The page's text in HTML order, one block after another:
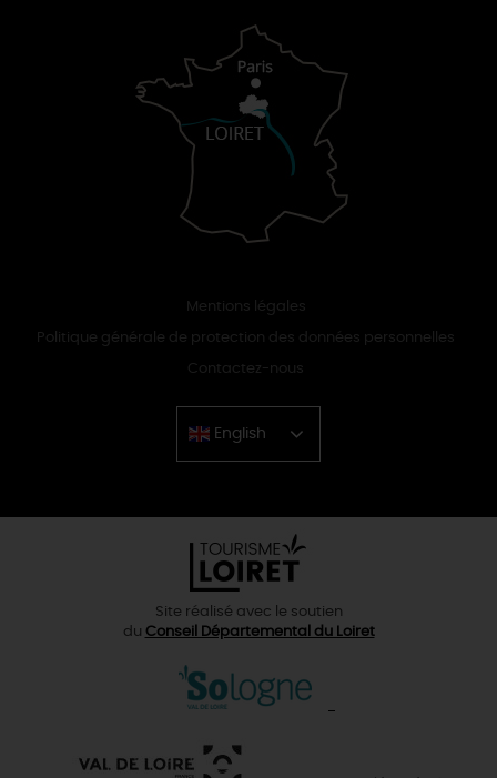
Mentions légales
Politique générale de protection des données personnelles
Contactez-nous
English
Chinese
Site réalisé avec le soutien
du Conseil Départemental du Loiret